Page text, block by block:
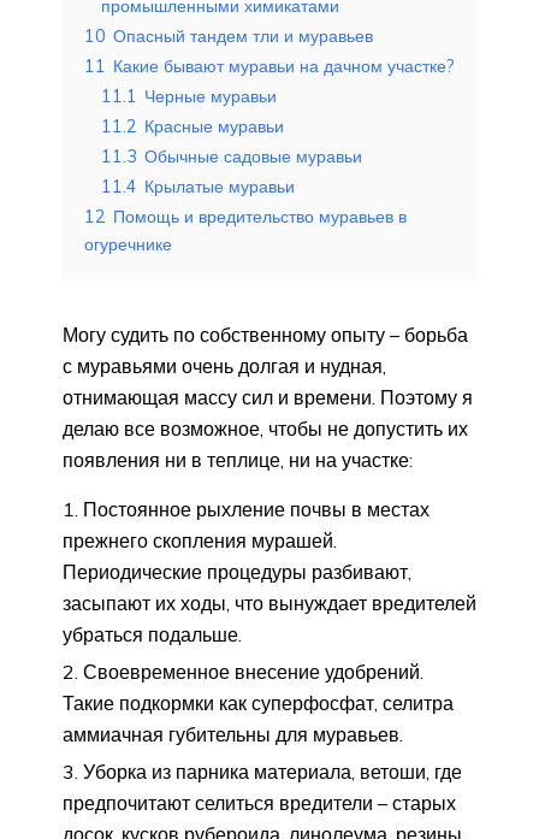
промышленными химикатами
10 Опасный тандем тли и муравьев
11 Какие бывают муравьи на дачном участке?
11.1 Черные муравьи
11.2 Красные муравьи
11.3 Обычные садовые муравьи
11.4 Крылатые муравьи
12 Помощь и вредительство муравьев в
огуречнике
Могу судить по собственному опыту – борьба
с муравьями очень долгая и нудная,
отнимающая массу сил и времени. Поэтому я
делаю все возможное, чтобы не допустить их
появления ни в теплице, ни на участке:
Постоянное рыхление почвы в местах
прежнего скопления мурашей.
Периодические процедуры разбивают,
засыпают их ходы, что вынуждает вредителей
убраться подальше.
Своевременное внесение удобрений.
Такие подкормки как суперфосфат, селитра
аммиачная губительны для муравьев.
Уборка из парника материала, ветоши, где
предпочитают селиться вредители – старых
досок, кусков рубероида, линолеума, резины,